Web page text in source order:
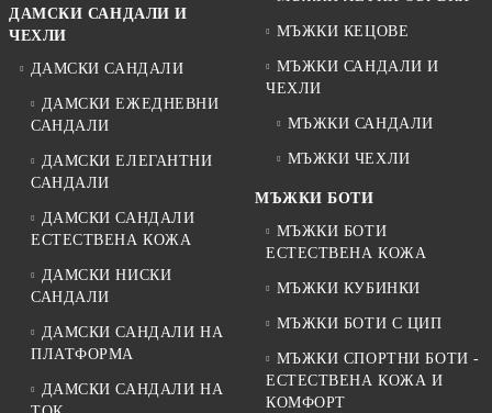
ДАМСКИ САНДАЛИ И
ЧЕХЛИ
ДАМСКИ САНДАЛИ
ДАМСКИ ЕЖЕДНЕВНИ
САНДАЛИ
ДАМСКИ ЕЛЕГАНТНИ
САНДАЛИ
ДАМСКИ САНДАЛИ
ЕСТЕСТВЕНА КОЖА
ДАМСКИ НИСКИ
САНДАЛИ
ДАМСКИ САНДАЛИ НА
ПЛАТФОРМА
ДАМСКИ САНДАЛИ НА
МЪЖКИ КЕЦОВЕ
МЪЖКИ САНДАЛИ И
ЧЕХЛИ
МЪЖКИ САНДАЛИ
МЪЖКИ ЧЕХЛИ
МЪЖКИ БОТИ
МЪЖКИ БОТИ
ЕСТЕСТВЕНА КОЖА
МЪЖКИ КУБИНКИ
МЪЖКИ БОТИ С ЦИП
МЪЖКИ СПОРТНИ БОТИ -
ЕСТЕСТВЕНА КОЖА И
КОМФОРТ